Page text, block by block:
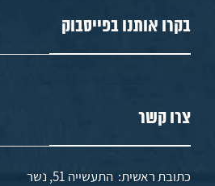
בקרו אותנו בפייסבוק
צרו קשר
כתובת ראשית: התעשייה 51, נשר